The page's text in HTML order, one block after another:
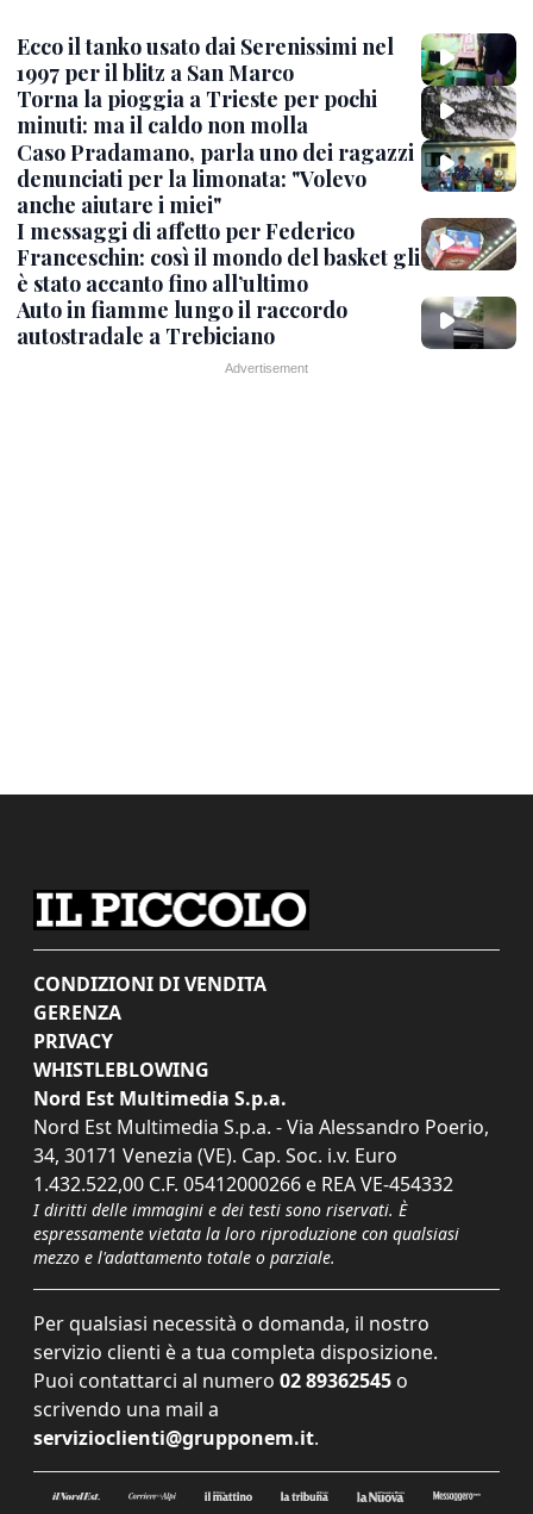
Ecco il tanko usato dai Serenissimi nel
1997 per il blitz a San Marco
Torna la pioggia a Trieste per pochi
minuti: ma il caldo non molla
Caso Pradamano, parla uno dei ragazzi
denunciati per la limonata: "Volevo
anche aiutare i miei"
I messaggi di affetto per Federico
Franceschin: così il mondo del basket gli
è stato accanto fino all’ultimo
Auto in fiamme lungo il raccordo
autostradale a Trebiciano
CONDIZIONI DI VENDITA
GERENZA
PRIVACY
WHISTLEBLOWING
Nord Est Multimedia S.p.a.
Nord Est Multimedia S.p.a. - Via Alessandro Poerio,
34, 30171 Venezia (VE). Cap. Soc. i.v. Euro
1.432.522,00 C.F. 05412000266 e REA VE-454332
I diritti delle immagini e dei testi sono riservati. È
espressamente vietata la loro riproduzione con qualsiasi
mezzo e l'adattamento totale o parziale.
Per qualsiasi necessità o domanda, il nostro
servizio clienti è a tua completa disposizione.
Puoi contattarci al numero 02 89362545 o
scrivendo una mail a
servizioclienti@grupponem.it.